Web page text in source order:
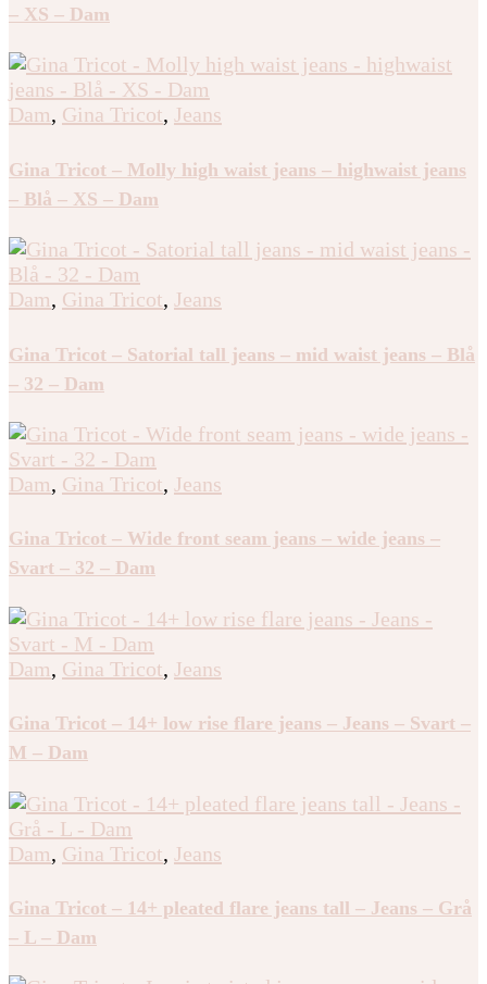
– XS – Dam
Dam, Gina Tricot, Jeans
Gina Tricot – Molly high waist jeans – highwaist jeans
– Blå – XS – Dam
Dam, Gina Tricot, Jeans
Gina Tricot – Satorial tall jeans – mid waist jeans – Blå
– 32 – Dam
Dam, Gina Tricot, Jeans
Gina Tricot – Wide front seam jeans – wide jeans –
Svart – 32 – Dam
Dam, Gina Tricot, Jeans
Gina Tricot – 14+ low rise flare jeans – Jeans – Svart –
M – Dam
Dam, Gina Tricot, Jeans
Gina Tricot – 14+ pleated flare jeans tall – Jeans – Grå
– L – Dam